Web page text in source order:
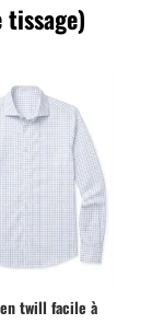
twill facile à